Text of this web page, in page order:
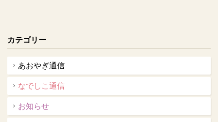
カテゴリー
あおやぎ通信
なでしこ通信
お知らせ